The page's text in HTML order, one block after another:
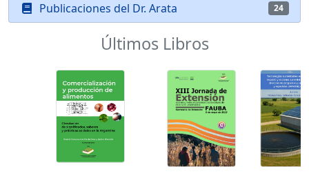
Publicaciones del Dr. Arata 24
Últimos Libros